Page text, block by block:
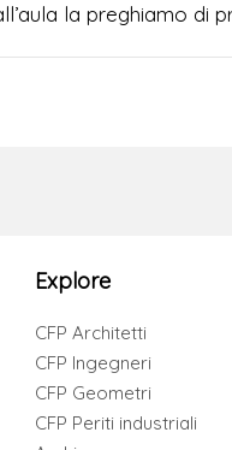
la preghiamo di
Explore
CFP Architetti
CFP Ingegneri
CFP Geometri
CFP Periti industriali